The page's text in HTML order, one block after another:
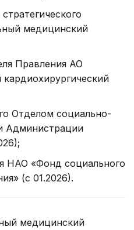
медицинский
Правления АО
Отделом социально-
Администрации
НАО «Фонд социального
(с 01.2026).
медицинский